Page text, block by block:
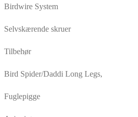
Birdwire System
Selvskærende skruer
Tilbehør
Bird Spider/Daddi Long Legs,
Fuglepigge